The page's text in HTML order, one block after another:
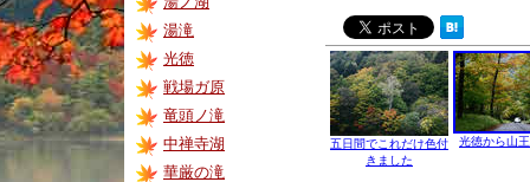
湯滝
光徳
戦場ガ原
竜頭ノ滝
中禅寺湖
華厳の滝
五日間でこれだけ色付
きました
光徳から山